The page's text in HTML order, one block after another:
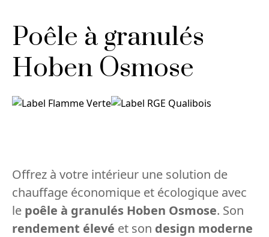
Poêle à granulés
Hoben Osmose
Offrez à votre intérieur une solution de
chauffage économique et écologique avec
le poêle à granulés Hoben Osmose. Son
rendement élevé et son design moderne